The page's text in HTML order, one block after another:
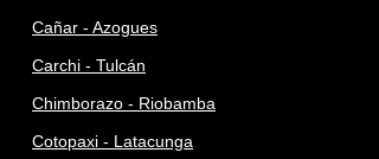
Cañar - Azogues
Carchi - Tulcán
Chimborazo - Riobamba
Cotopaxi - Latacunga